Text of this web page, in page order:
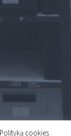
cookies .